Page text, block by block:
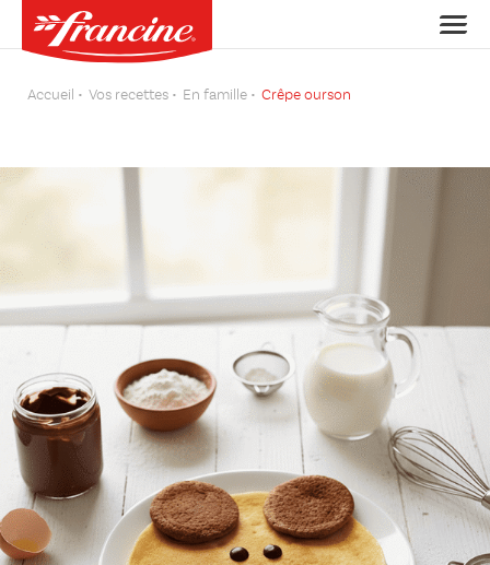
Accueil Vos recettes En famille Crêpe ourson